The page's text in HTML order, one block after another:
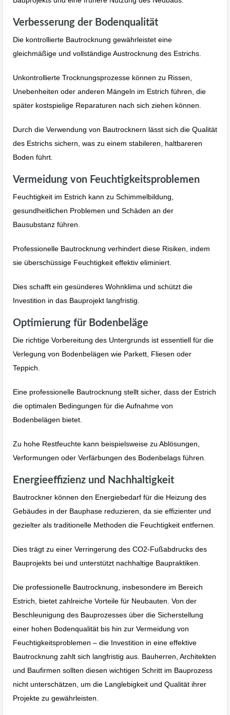
Verbesserung der Bodenqualität
Die kontrollierte Bautrocknung gewährleistet eine
gleichmäßige und vollständige Austrocknung des Estrichs.
Unkontrollierte Trocknungsprozesse können zu Rissen,
Unebenheiten oder anderen Mängeln im Estrich führen, die
später kostspielige Reparaturen nach sich ziehen können.
Durch die Verwendung von Bautrocknern lässt sich die Qualität
des Estrichs sichern, was zu einem stabileren, haltbareren
Boden führt.
Vermeidung von Feuchtigkeitsproblemen
Feuchtigkeit im Estrich kann zu Schimmelbildung,
gesundheitlichen Problemen und Schäden an der
Bausubstanz führen.
Professionelle Bautrocknung verhindert diese Risiken, indem
sie überschüssige Feuchtigkeit effektiv eliminiert.
Dies schafft ein gesünderes Wohnklima und schützt die
Investition in das Bauprojekt langfristig.
Optimierung für Bodenbeläge
Die richtige Vorbereitung des Untergrunds ist essentiell für die
Verlegung von Bodenbelägen wie Parkett, Fliesen oder
Teppich.
Eine professionelle Bautrocknung stellt sicher, dass der Estrich
die optimalen Bedingungen für die Aufnahme von
Bodenbelägen bietet.
Zu hohe Restfeuchte kann beispielsweise zu Ablösungen,
Verformungen oder Verfärbungen des Bodenbelags führen.
Energieeffizienz und Nachhaltigkeit
Bautrockner können den Energiebedarf für die Heizung des
Gebäudes in der Bauphase reduzieren, da sie effizienter und
gezielter als traditionelle Methoden die Feuchtigkeit entfernen.
Dies trägt zu einer Verringerung des CO2-Fußabdrucks des
Bauprojekts bei und unterstützt nachhaltige Baupraktiken.
Die professionelle Bautrocknung, insbesondere im Bereich
Estrich, bietet zahlreiche Vorteile für Neubauten. Von der
Beschleunigung des Bauprozesses über die Sicherstellung
einer hohen Bodenqualität bis hin zur Vermeidung von
Feuchtigkeitsproblemen – die Investition in eine effektive
Bautrocknung zahlt sich langfristig aus. Bauherren, Architekten
und Baufirmen sollten diesen wichtigen Schritt im Bauprozess
nicht unterschätzen, um die Langlebigkeit und Qualität ihrer
Projekte zu gewährleisten.